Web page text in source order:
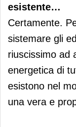
esistente…
Certamente.
sistemare gli
riuscissimo ad
energetica di
esistono nel
una vera e